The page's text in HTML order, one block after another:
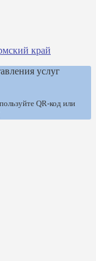
край
услуг
QR-код или